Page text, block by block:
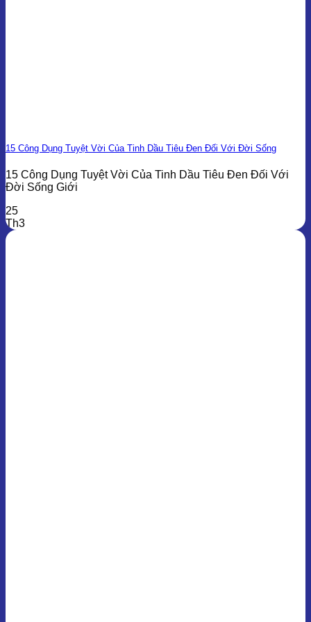
15 Công Dụng Tuyệt Vời Của Tinh Dầu Tiêu Đen Đối Với Đời Sống
15 Công Dụng Tuyệt Vời Của Tinh Dầu Tiêu Đen Đối Với
Đời Sống Giới
25
Th3